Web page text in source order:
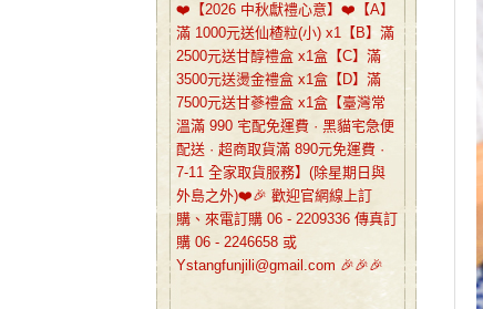
❤️【2026 中秋獻禮心意】❤️【A】
滿 1000元送仙楂粒(小) x1【B】滿
2500元送甘醇禮盒 x1盒【C】滿
3500元送燙金禮盒 x1盒【D】滿
7500元送甘蔘禮盒 x1盒【臺灣常
溫滿 990 宅配免運費 · 黑貓宅急便
配送 · 超商取貨滿 890元免運費 ·
7-11 全家取貨服務】(除星期日與
外島之外)❤️🎉 歡迎官網線上訂
購、來電訂購 06 - 2209336 傳真訂
購 06 - 2246658 或
Ystangfunjili@gmail.com 🎉🎉🎉